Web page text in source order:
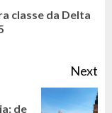
classe da Delta
Next
de